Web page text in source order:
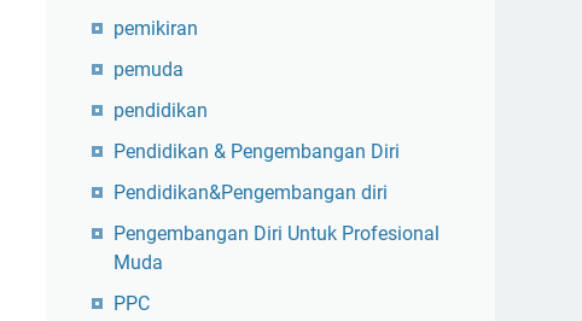
pemikiran
pemuda
pendidikan
Pendidikan & Pengembangan Diri
Pendidikan&Pengembangan diri
Pengembangan Diri Untuk Profesional
Muda
PPC